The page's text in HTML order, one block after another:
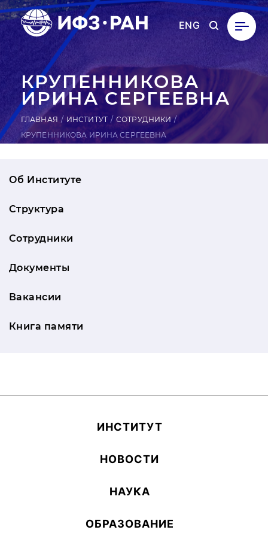
ENG
КРУ­ПЕН­НИ­КОВА
ИРИНА СЕР­ГЕ­ЕВ­НА
ГЛАВНАЯ ИНСТИТУТ
СОТРУДНИКИ
КРУПЕННИКОВА ИРИНА СЕРГЕЕВНА
Об Институте
Структура
Сотрудники
Документы
Вакансии
Книга памяти
ИН­СТИ­ТУТ
НОВОСТИ
НАУКА
ОБ­РА­ЗОВА­НИЕ